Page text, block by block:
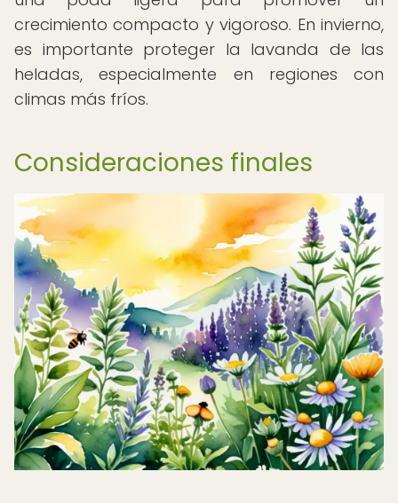
crecimiento compacto y vigoroso. En invierno,
es importante proteger la lavanda de las
heladas, especialmente en regiones con
climas más fríos.
Consideraciones finales